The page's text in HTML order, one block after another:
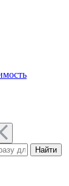
Найти